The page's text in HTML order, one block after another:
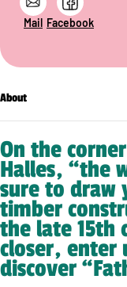
Mail Facebook
About
On the
Halles, “the
sure to draw
timber
the late 15th
closer, enter
discover